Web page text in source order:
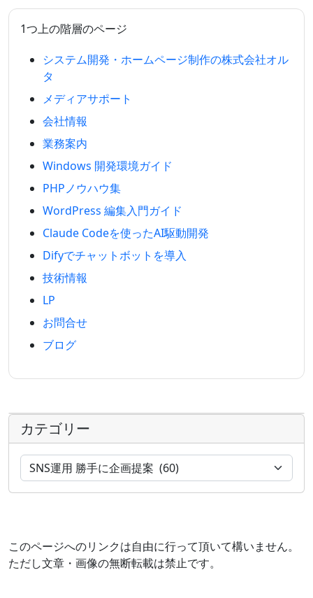
1つ上の階層のページ
システム開発・ホームページ制作の株式会社オル
タ
メディアサポート
会社情報
業務案内
Windows 開発環境ガイド
PHPノウハウ集
WordPress 編集入門ガイド
Claude Codeを使ったAI駆動開発
Difyでチャットボットを導入
技術情報
LP
お問合せ
ブログ
カテゴリー
このページへのリンクは自由に行って頂いて構いません。
ただし文章・画像の無断転載は禁止です。